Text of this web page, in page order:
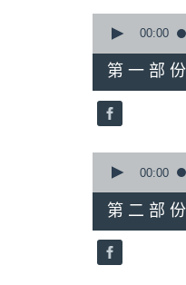
90%
seconds
55
minutes,
0
seconds
90%
00:00
第一部
seconds
50
minutes,
9
seconds
90%
00:00
第二部